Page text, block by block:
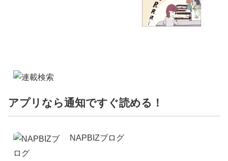
アプリなら通知ですぐ読める！
NAPBIZブログ